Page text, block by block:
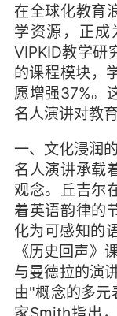
在全球化教育
学资源，正成
VIPKID教学研
的课程模块，
愿增强37%。
名人演讲对教
一、文化浸润
名人演讲承载
观念。丘吉尔
着英语韵律的
化为可感知的
《历史回声》
与曼德拉的演
由"概念的多元